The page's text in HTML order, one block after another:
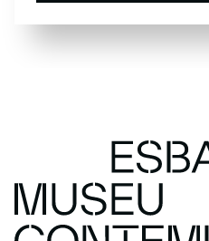
SUSCRÍBETE